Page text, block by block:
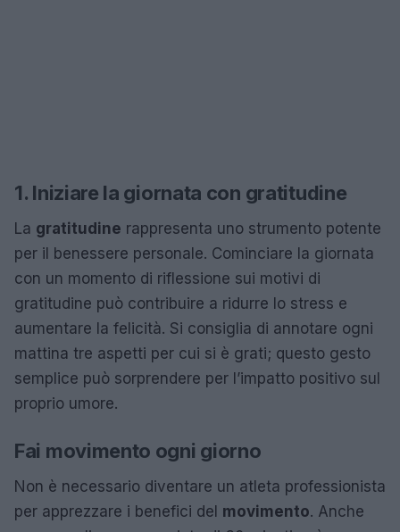
1. Iniziare la giornata con gratitudine
La gratitudine rappresenta uno strumento potente
per il benessere personale. Cominciare la giornata
con un momento di riflessione sui motivi di
gratitudine può contribuire a ridurre lo stress e
aumentare la felicità. Si consiglia di annotare ogni
mattina tre aspetti per cui si è grati; questo gesto
semplice può sorprendere per l’impatto positivo sul
proprio umore.
Fai movimento ogni giorno
Non è necessario diventare un atleta professionista
per apprezzare i benefici del movimento. Anche